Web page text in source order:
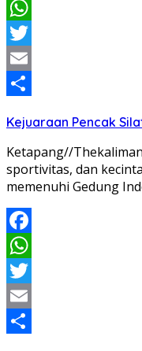
Facebook
WhatsApp
Twitter
Email
Kejuaraan Pencak
Ketapang//
sportivitas, dan
memenuhi Gedung
Facebook
WhatsApp
Twitter
Email